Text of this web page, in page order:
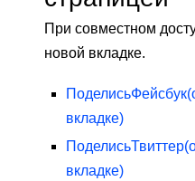
При совместном
новой вкладке.
ПоделисьФейсбук
вкладке)
ПоделисьТвиттер
вкладке)